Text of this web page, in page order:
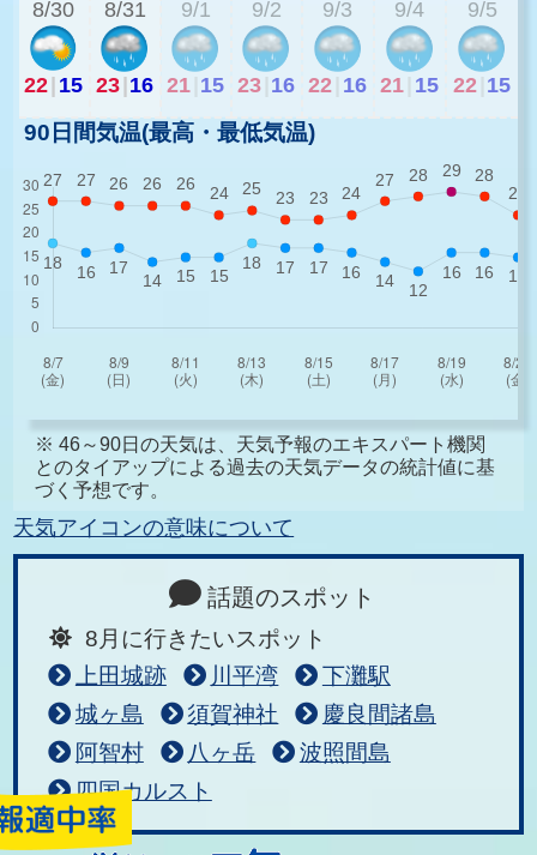
8/30
22| 15
8/31
23|16
9/1
21 15
9/2
23 16
9/3
22 16
9/4
21 15
9/5
22 15
90日間気温(最高・最低気温)
※ 46～90日の天気は、天気予報のエキスパート機関
とのタイアップによる過去の天気データの統計値に基
づく予想です。
天気アイコンの意味について
話題のスポット
8月に行きたいスポット
上田城跡
川平湾
下灘駅
城ヶ島
須賀神社
慶良間諸島
阿智村
八ヶ岳
波照間島
四国カルスト